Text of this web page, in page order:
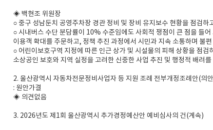
◈ 백현조 위원장
○ 중구 성남둔치 공영주차장 경관 정비 및 장비 유지보수 현황을 점검하
○ 시내버스 수단 분담률이 10% 수준임에도 사회적 쟁점이 큰 점을 들
이용객 확대를 주문하고, 정책 추진 과정에서 시민과 지속 소통하며 불
○ 어린이보호구역 지정에 따른 인근 상가 및 시설물의 피해 상황을 점
소상공인 보호와 지역 실정을 고려한 신중한 사업 추진 및 행정적 배려를
2. 울산광역시 자동차전문정비사업자 등 지원 조례 전부개정조례안(
: 원안가결
◈ 의견없음
3. 2026년도 제1회 울산광역시 추가경정예산안 예비심사의 건(계속)